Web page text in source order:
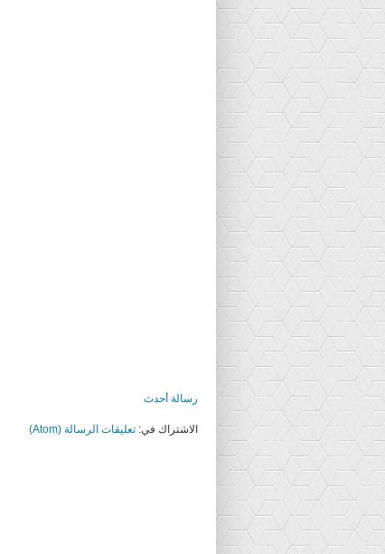
رسالة أحدث
الاشتراك في: تعليقات الرسالة (Atom)